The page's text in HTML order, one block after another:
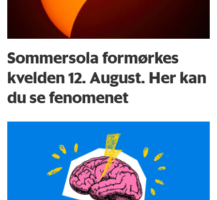
Sommersola formørkes
kvelden 12. August. Her kan
du se fenomenet